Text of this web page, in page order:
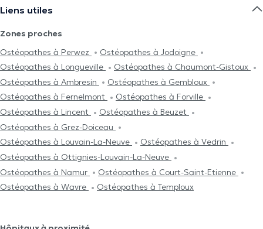
Liens utiles
Zones proches
Ostéopathes à Perwez
Ostéopathes à Jodoigne
Ostéopathes à Longueville
Ostéopathes à Chaumont-Gistoux
Ostéopathes à Ambresin
Ostéopathes à Gembloux
Ostéopathes à Fernelmont
Ostéopathes à Forville
Ostéopathes à Lincent
Ostéopathes à Beuzet
Ostéopathes à Grez-Doiceau
Ostéopathes à Louvain-La-Neuve
Ostéopathes à Vedrin
Ostéopathes à Ottignies-Louvain-La-Neuve
Ostéopathes à Namur
Ostéopathes à Court-Saint-Etienne
Ostéopathes à Wavre
Ostéopathes à Temploux